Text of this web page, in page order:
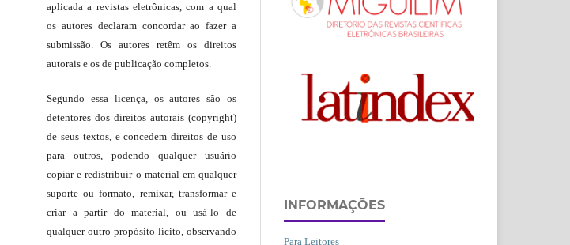
aplicada a revistas eletrônicas, com a qual
os autores declaram concordar ao fazer a
submissão. Os autores retêm os direitos
autorais e os de publicação completos.
Segundo essa licença, os autores são os
detentores dos direitos autorais (copyright)
de seus textos, e concedem direitos de uso
para outros, podendo qualquer usuário
copiar e redistribuir o material em qualquer
suporte ou formato, remixar, transformar e
criar a partir do material, ou usá-lo de
qualquer outro propósito lícito, observando
INFORMAÇÕES
Para Leitores